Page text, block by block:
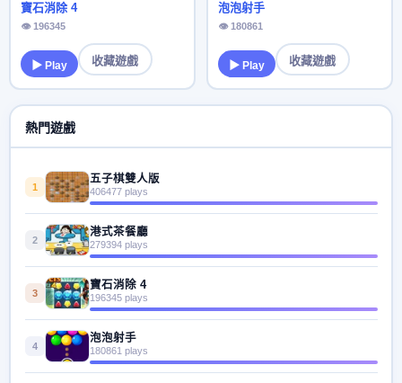
寶石消除 4
👁 196345
▶ Play 收藏遊戲
泡泡射手
👁 180861
▶ Play 收藏遊戲
熱門遊戲
1
五子棋雙人版
406477 plays
2
港式茶餐廳
279394 plays
3
寶石消除 4
196345 plays
4
泡泡射手
180861 plays